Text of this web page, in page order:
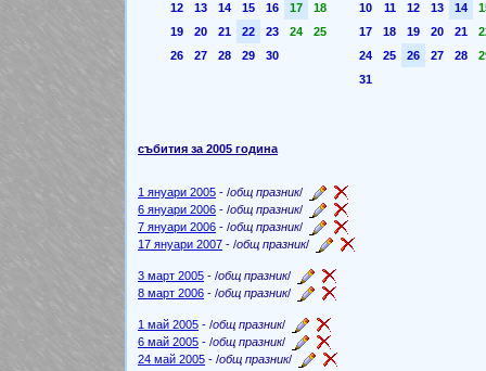
12
13 14 15 16 17
18
19
20 21 22 23 24
25
26
27 28 29 30
10
11 12 13 14
17
18 19 20 21
24
25 26 27 28
31
събития за 2005 година
1 януари 2005 - /общ празник/
6 януари 2006 - /общ празник/
7 януари 2006 - /общ празник/
17 януари 2007 - /общ празник/
3 март 2005 - /общ празник/
8 март 2006 - /общ празник/
1 май 2005 - /общ празник/
6 май 2005 - /общ празник/
24 май 2005 - /общ празник/